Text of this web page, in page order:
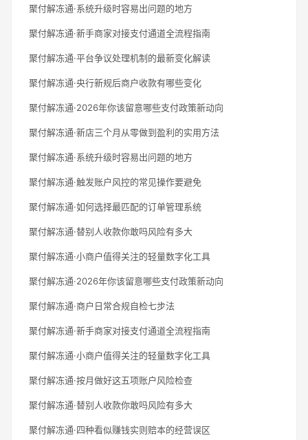
聚付解冻通·系统升级时容易出问题的地方
聚付解冻通·新手商家对接支付通道全流程指南
聚付解冻通·平台争议处理机制的最新变化解读
聚付解冻通·央行新规后商户收款有哪些变化
聚付解冻通·2026年你该留意哪些支付政策新动向
聚付解冻通·新店三个月从零做到盈利的实用方法
聚付解冻通·系统升级时容易出问题的地方
聚付解冻通·触发账户风控的常见操作要避免
聚付解冻通·如何选择最匹配的订单管理系统
聚付解冻通·替别人收款你敢吗风险有多大
聚付解冻通·小商户值得关注的轻量数字化工具
聚付解冻通·2026年你该留意哪些支付政策新动向
聚付解冻通·商户日常合规自检七步法
聚付解冻通·新手商家对接支付通道全流程指南
聚付解冻通·小商户值得关注的轻量数字化工具
聚付解冻通·按月做好这五项账户风险检查
聚付解冻通·替别人收款你敢吗风险有多大
聚付解冻通·四种看似赚钱实则赔本的经营误区